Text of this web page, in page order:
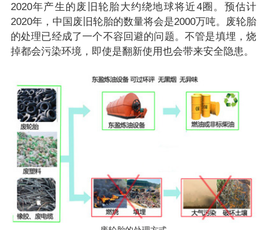
2020年产生的废旧轮胎大约绕地球将近4圈。预估计
2020年，中国废旧轮胎的数量将会是2000万吨。废轮胎
的处理已经成了一个不容回避的问题。不管是填埋，烧
掉都会污染环境，即使是翻新使用也会带来安全隐患。